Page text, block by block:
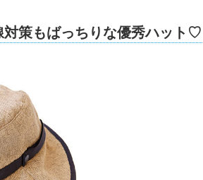
対策もばっちりな優秀ハット♡